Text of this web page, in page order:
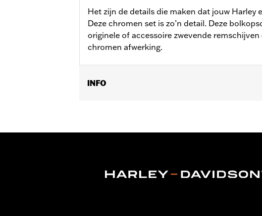
Het zijn de details die maken dat jouw Harley
Deze chromen set is zo’n detail. Deze
originele of accessoire zwevende remschijven
chromen afwerking.
INFO
Installatie-instructies